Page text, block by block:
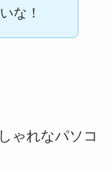
な！
ゃれなパソコ